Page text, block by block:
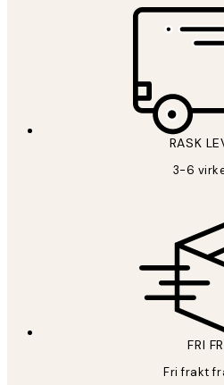
RASK
3-6
FRI
Fri frakt